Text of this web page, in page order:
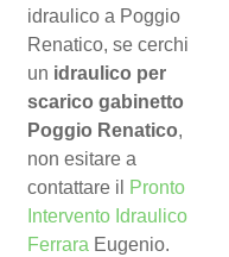
idraulico a Poggio
Renatico, se cerchi
un idraulico per
scarico gabinetto
Poggio Renatico,
non esitare a
contattare il Pronto
Intervento Idraulico
Ferrara Eugenio.